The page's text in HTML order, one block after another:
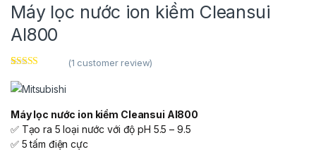
Máy lọc nước ion kiềm Cleansui
Al800
out of 5
based on
rating
(1 customer review)
Máy lọc nước ion kiềm Cleansui Al800
✅ Tạo ra 5 loại nước với độ pH 5.5 – 9.5
✅ 5 tấm điện cực